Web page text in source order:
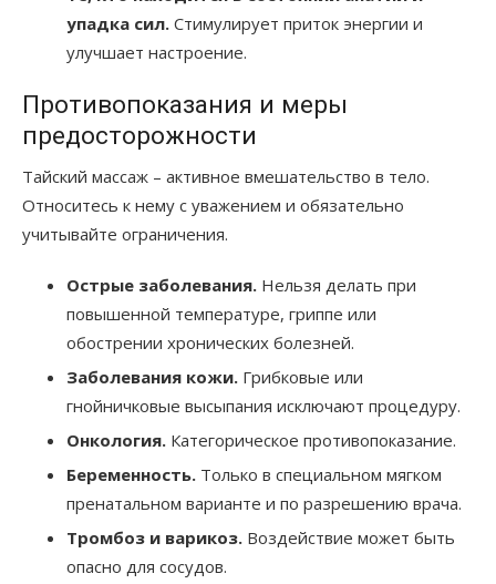
упадка сил. Стимулирует приток энергии и
улучшает настроение.
Противопоказания и меры
предосторожности
Тайский массаж – активное вмешательство в тело.
Относитесь к нему с уважением и обязательно
учитывайте ограничения.
Острые заболевания. Нельзя делать при
повышенной температуре, гриппе или
обострении хронических болезней.
Заболевания кожи. Грибковые или
гнойничковые высыпания исключают процедуру.
Онкология. Категорическое противопоказание.
Беременность. Только в специальном мягком
пренатальном варианте и по разрешению врача.
Тромбоз и варикоз. Воздействие может быть
опасно для сосудов.